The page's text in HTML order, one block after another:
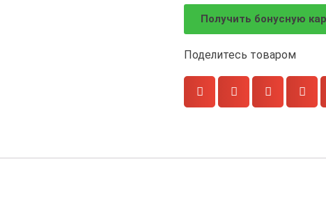
Получить бонусную
Поделитесь товаром